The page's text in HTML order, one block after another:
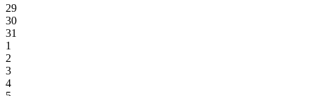
29
30
31
1
2
3
4